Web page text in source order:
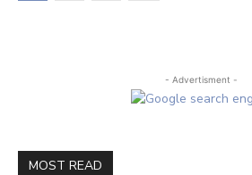
- Advertisment -
MOST READ